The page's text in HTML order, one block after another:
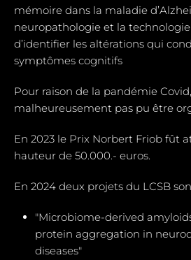
mémoire dans la maladie
neuropathologie et la
d’identifier les altérations qui
symptômes cognitifs
Pour raison de la pandémie
malheureusement pas pu être
En 2023 le Prix Norbert Friob fût
hauteur de 50.000.- euros.
En 2024 deux projets du LCSB
"Microbiome-derived
protein aggregation in
diseases"